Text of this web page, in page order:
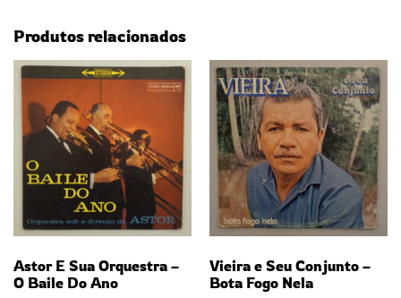
Produtos relacionados
Astor E Sua Orquestra –
O Baile Do Ano
Vieira e Seu Conjunto –
Bota Fogo Nela